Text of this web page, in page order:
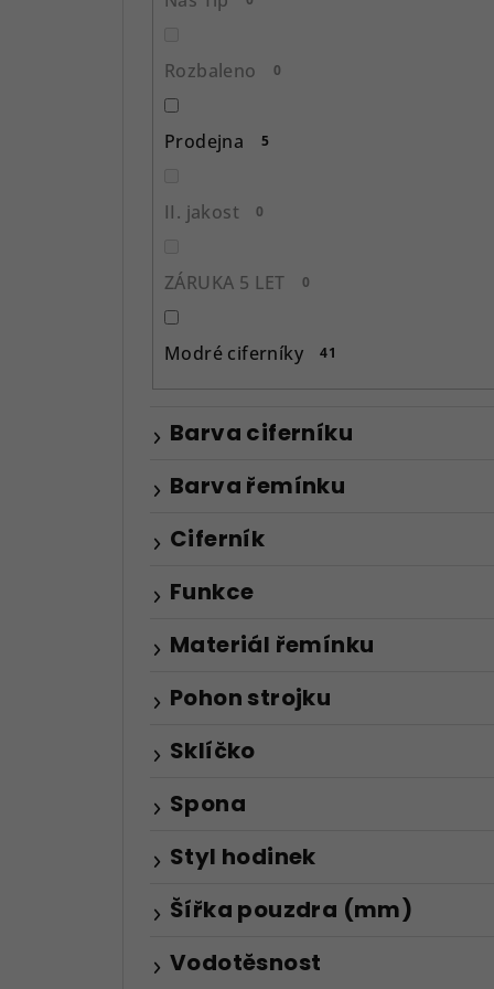
Rozbaleno 0
Prodejna 5
II. jakost 0
ZÁRUKA 5 LET 0
Modré ciferníky 41
Barva ciferníku
Barva řemínku
Ciferník
Funkce
Materiál řemínku
Pohon strojku
Sklíčko
Spona
Styl hodinek
Šířka pouzdra (mm)
Vodotěsnost